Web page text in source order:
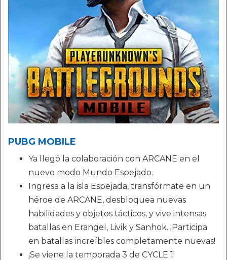
PUBG MOBILE
Ya llegó la colaboración con ARCANE en el
nuevo modo Mundo Espejado.
Ingresa a la isla Espejada, transfórmate en un
héroe de ARCANE, desbloquea nuevas
habilidades y objetos tácticos, y vive intensas
batallas en Erangel, Livik y Sanhok. ¡Participa
en batallas increíbles completamente nuevas!
¡Se viene la temporada 3 de CYCLE 1!